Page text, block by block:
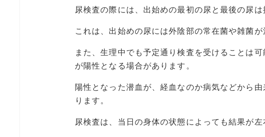
尿検査の際には、出始めの最初の尿と最後の尿
これは、出始めの尿には外陰部の常在菌や雑菌
また、生理中でも予定通り検査を受けることは
が陽性となる場合があります。
陽性となった潜血が、経血なのか病気などから
ります。
尿検査は、当日の身体の状態によっても結果が左